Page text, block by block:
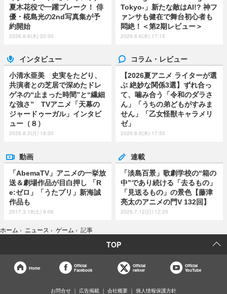
夏木花役で一躍ブレーク！ 俳
優・椛島光の2nd写真集が予
約開始
2026.8.6(木) 20:30
Tokyo-」新たな敵はAI!? 神フ
ァンサも健在で舞台初心者も
悶絶！＜第2期レビュー＞
2026.8.6(木) 17:15
インタビュー
小清水亜美 史実をたどり、
共演者との芝居で深めたドレ
ゲネの“止まった時間”と“繊細
な強さ” TVアニメ「天幕の
ジャードゥーガル」インタビ
ュー（８）
2026.8.3(月) 18:00
コラム・レビュー
【2026夏アニメ ライターが選
ぶ 絶妙な関係3選】ずれ合っ
て、噛み合う「令和のダラさ
ん」「うちの弟どもがすみま
せん」「乙女怪獣キャラメリ
ゼ」
2026.8.6(木) 17:50
動画
「AbemaTV」アニメの一挙放
送＆劇場作品が目白押し 「R
e:ゼロ」「うたプリ」新海誠
作品も
2017.3.18(土) 9:06
連載
「淡島百景」歌劇学校の“箱の
中”であり続ける「去るもの」
「見送るもの」の景色【藤津
亮太のアニメの門V 132回】
2026.7.12(日) 12:20
ホーム › ニュース › ゲーム › 記事
TOP
Home
Official
Facebook
Official
twitter
Official
YouTube
お問合せ 広告掲載 会社概要 個人情報保護方針